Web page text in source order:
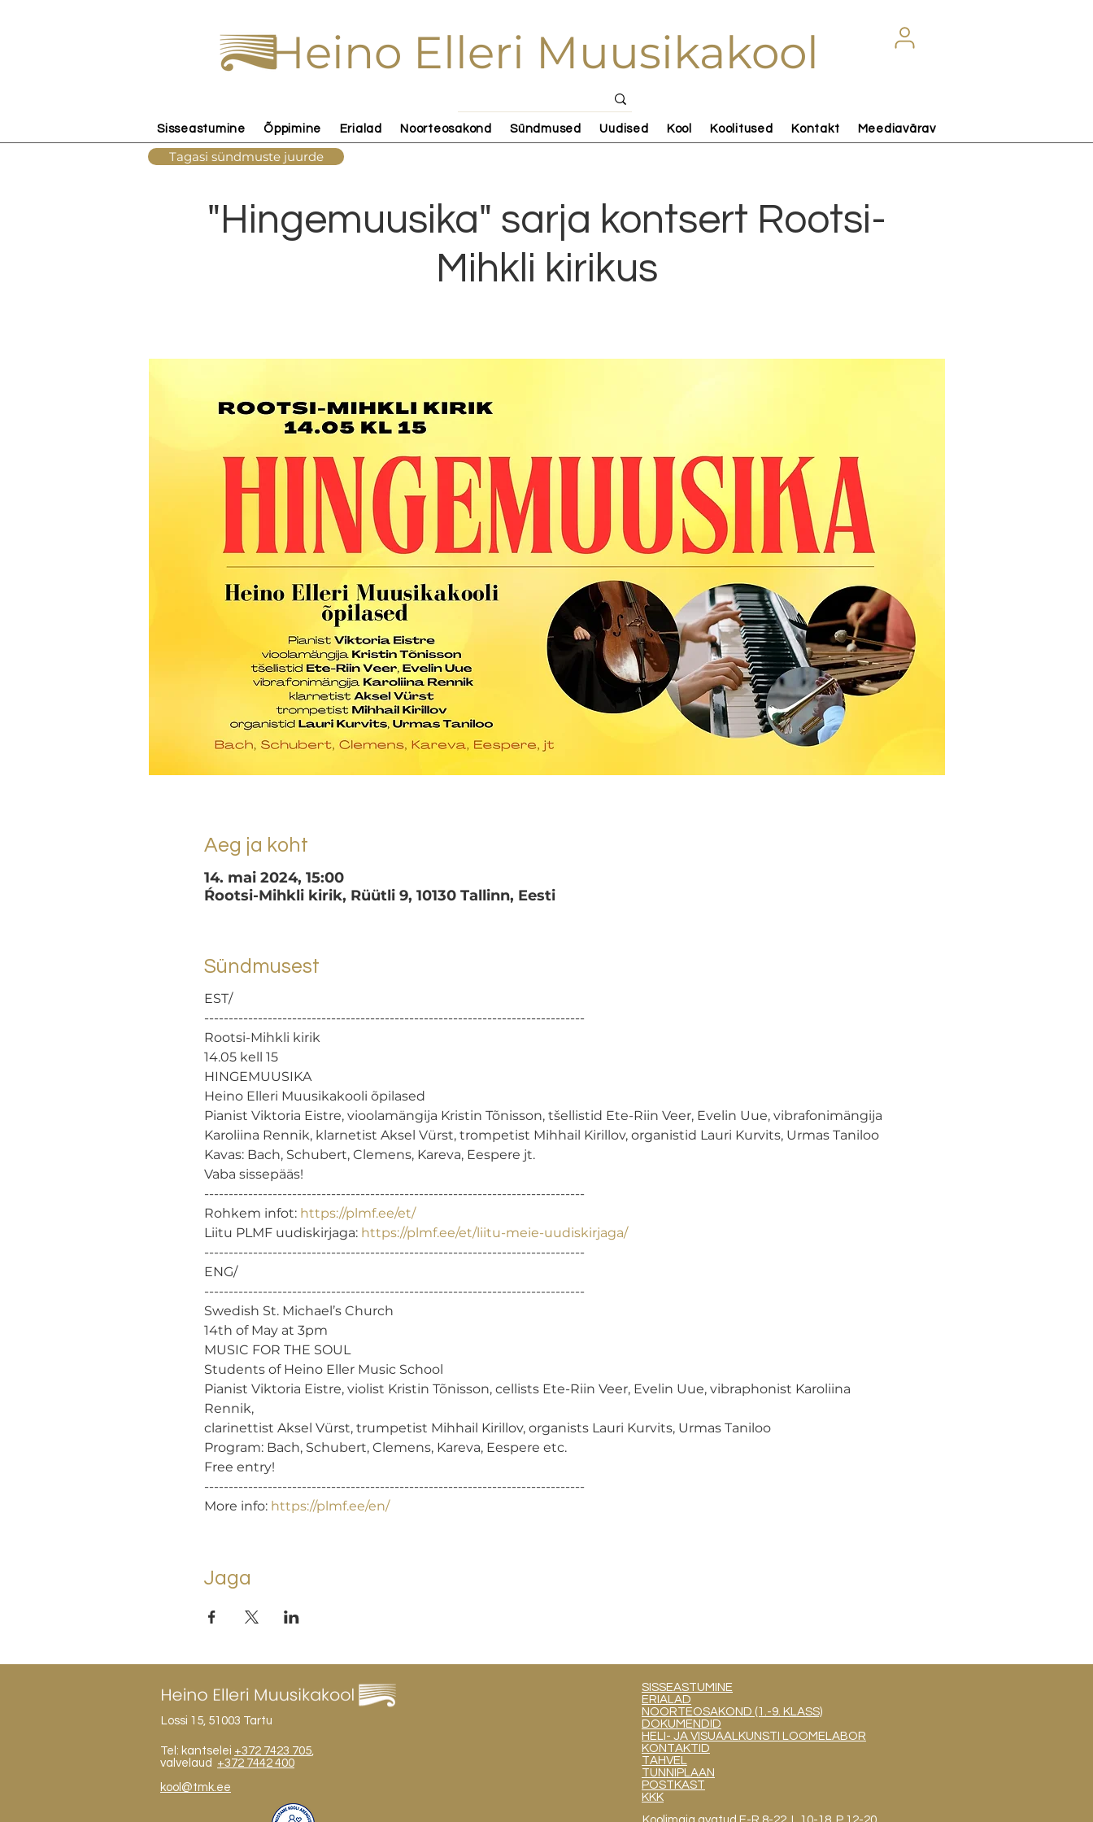
Heino Elleri Muusikakool
Sisseastumine Õppimine Erialad Noorteosakond Sündmused Uudised Kool Koolitused Kontakt Meediavärav
"Hingemuusika" sarja kontsert Rootsi-
Mihkli kirikus
Aeg ja koht
14. mai 2024, 15:00
Ŕootsi-Mihkli kirik, Rüütli 9, 10130 Tallinn, Eesti
Sündmusest
EST/
------------------------------------------------------------------------------
Rootsi-Mihkli kirik
14.05 kell 15
HINGEMUUSIKA
Heino Elleri Muusikakooli õpilased
Pianist Viktoria Eistre, vioolamängija Kristin Tõnisson, tšellistid Ete-Riin Veer, Evelin Uue, vibrafonimängija
Karoliina Rennik, klarnetist Aksel Vürst, trompetist Mihhail Kirillov, organistid Lauri Kurvits, Urmas Taniloo
Kavas: Bach, Schubert, Clemens, Kareva, Eespere jt.
Vaba sissepääs!
------------------------------------------------------------------------------
Rohkem infot: https://plmf.ee/et/
Liitu PLMF uudiskirjaga: https://plmf.ee/et/liitu-meie-uudiskirjaga/
------------------------------------------------------------------------------
ENG/
------------------------------------------------------------------------------
Swedish St. Michael’s Church
14th of May at 3pm
MUSIC FOR THE SOUL
Students of Heino Eller Music School
Pianist Viktoria Eistre, violist Kristin Tõnisson, cellists Ete-Riin Veer, Evelin Uue, vibraphonist Karoliina
Rennik,
clarinettist Aksel Vürst, trumpetist Mihhail Kirillov, organists Lauri Kurvits, Urmas Taniloo
Program: Bach, Schubert, Clemens, Kareva, Eespere etc.
Free entry!
------------------------------------------------------------------------------
More info: https://plmf.ee/en/
Jaga
Tagasi sündmuste juurde
Lossi 15, 51003 Tartu
Tel: kantselei +372 7423 705
valvelaud +372 7442 400
kool@tmk.ee
SISSEASTUMINE
ERIALAD
NOORTEOSAKOND (1.-9. KLASS)
DOKUMENDID
HELI- JA VISUAALKUNSTI LOOMELABOR
KONTAKTID
TAHVEL
TUNNIPLAAN
POSTKAST
KKK
Koolimaja avatud E-R 8-22, L 10-18, P 12-20